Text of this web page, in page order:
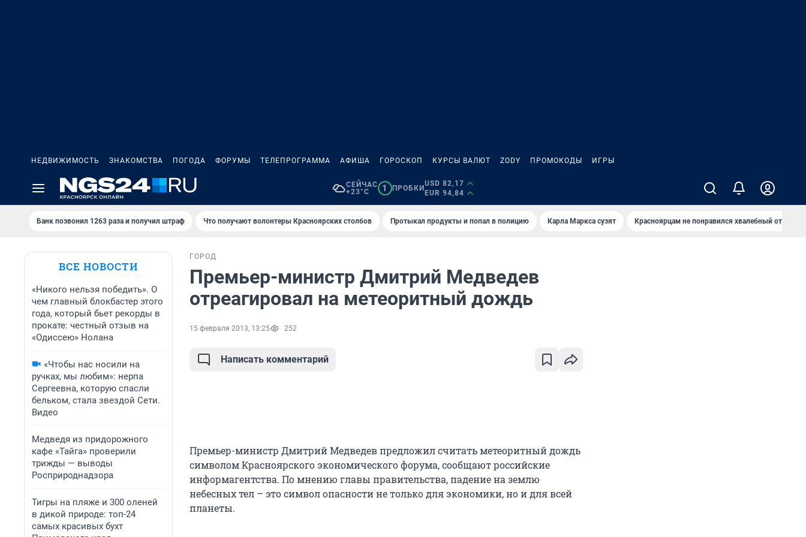
НЕДВИЖИМОСТЬ ЗНАКОМСТВА ПОГОДА ФОРУМЫ ТЕЛЕПРОГРАММА АФИША ГОРОСКОП КУРСЫ ВАЛЮТ ZODY ПРОМОКОДЫ ИГРЫ
СЕЙЧАС
+23°C
1 ПРОБКИ
USD 82,17
EUR 94,84
Банк позвонил 1263 раза и получил штраф Что получают волонтеры Красноярских столбов Протыкал продукты и попал в полицию Карла Маркса сузят Красноярцам не понравился хвалебный отзыв о
ВСЕ НОВОСТИ
«Никого нельзя победить». О
чем главный блокбастер этого
года, который бьет рекорды в
прокате: честный отзыв на
«Одиссею» Нолана
«Чтобы нас носили на
ручках, мы любим»: нерпа
Сергеевна, которую спасли
бельком, стала звездой Сети.
Видео
Медведя из придорожного
кафе «Тайга» проверили
трижды — выводы
Росприроднадзора
Тигры на пляже и 300 оленей
в дикой природе: топ-24
самых красивых бухт
ГОРОД
Премьер-министр Дмитрий Медведев
отреагировал на метеоритный дождь
15 февраля 2013, 13:25 252
Написать комментарий
Премьер-министр Дмитрий Медведев предложил считать метеоритный дождь
символом Красноярского экономического форума, сообщают российские
информагентства. По мнению главы правительства, падение на землю
небесных тел – это символ опасности не только для экономики, но и для всей
планеты.